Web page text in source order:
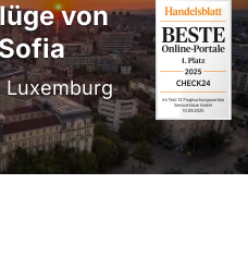
von
Luxemburg